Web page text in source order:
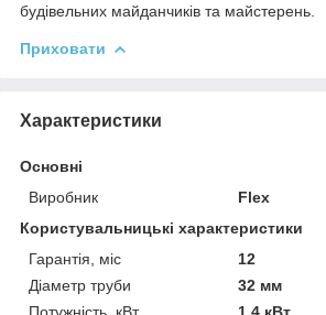
будівельних майданчиків та майстерень.
Приховати
Характеристики
Основні
Виробник
Flex
Користувальницькі характеристики
Гарантія, міс
12
Діаметр труби
32 мм
Потужність, кВт
1,4 кВт